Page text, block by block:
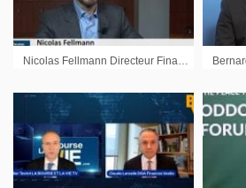
Nicolas Fellmann Directeur Financier Onxeo : « Nous cherchons à trouver un point d’inflexion »